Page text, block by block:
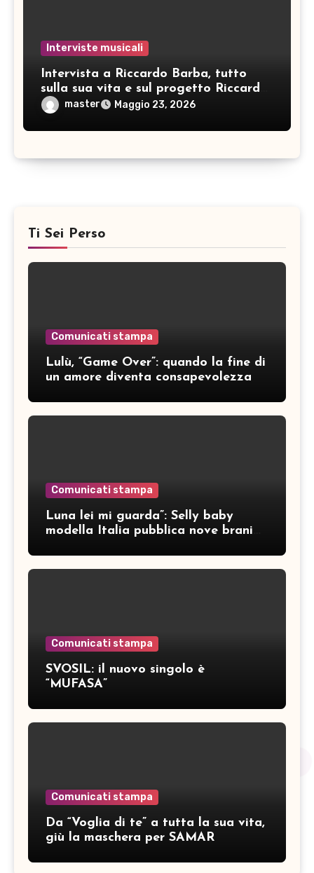
Interviste musicali
Intervista a Riccardo Barba, tutto
sulla sua vita e sul progetto Riccardo
Barba Big Band: pianista, direttore
d’orchestra… e non solo!
master Maggio 23, 2026
Ti Sei Perso
Comunicati stampa
Lulù, “Game Over”: quando la fine di
un amore diventa consapevolezza
Comunicati stampa
Luna lei mi guarda”: Selly baby
modella Italia pubblica nove brani
Comunicati stampa
SVOSIL: il nuovo singolo è
“MUFASA”
Comunicati stampa
Da “Voglia di te” a tutta la sua vita,
giù la maschera per SAMAR